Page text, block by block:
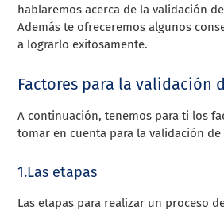
hablaremos acerca de la validación
Además te ofreceremos algunos
a lograrlo exitosamente.
Factores para la validación
A continuación, tenemos para ti los
tomar en cuenta para la validación de
1.Las etapas
Las etapas para realizar un proceso